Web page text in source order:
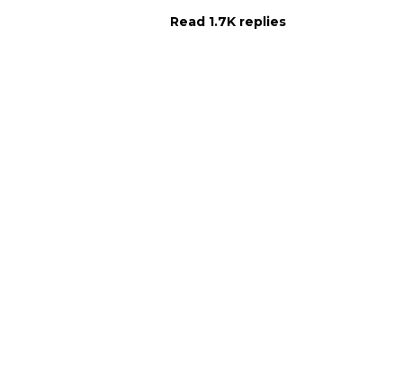
Read 1.7K replies